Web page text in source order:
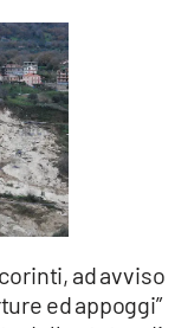
ad avviso
ed appoggi”